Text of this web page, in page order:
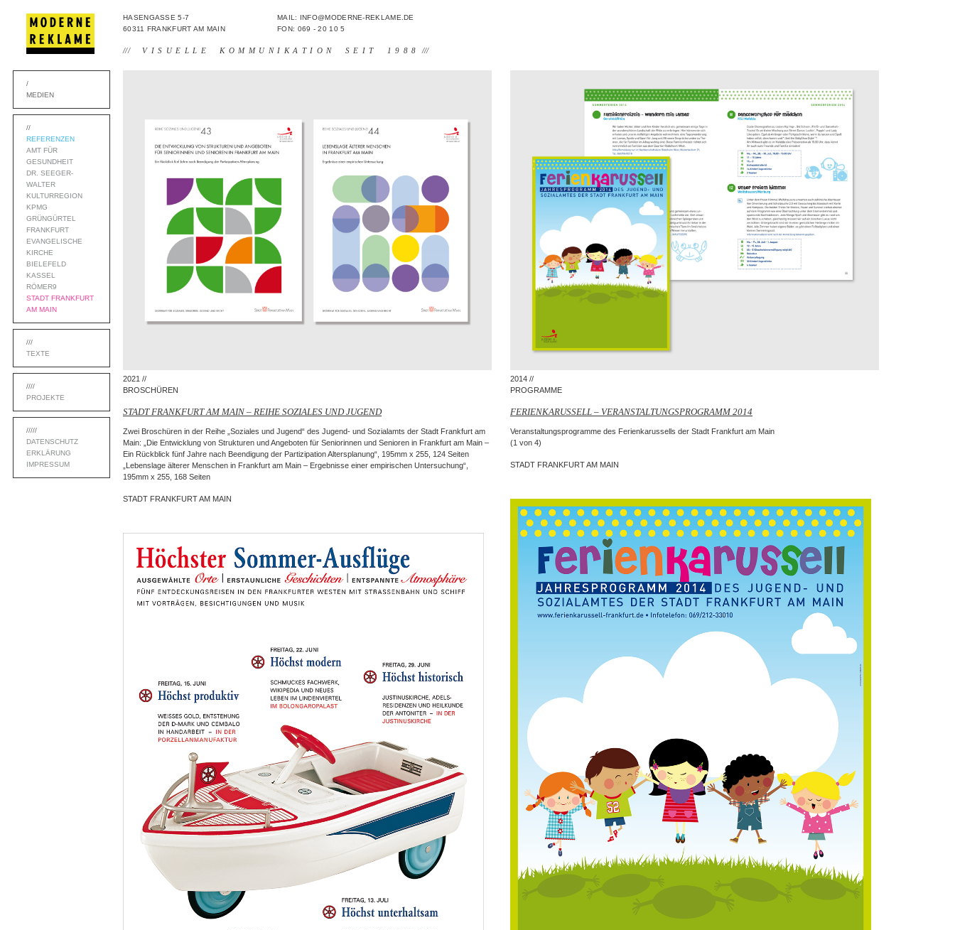
HASENGASSE 5-7
60311 FRANKFURT AM MAIN
MAIL: INFO@MODERNE-REKLAME.DE
FON: 069 - 20 10 5
/// VISUELLE KOMMUNIKATION SEIT 1988 ///
/
MEDIEN
//
REFERENZEN
AMT FÜR
GESUNDHEIT
DR. SEEGER-
WALTER
KULTURREGION
KPMG
GRÜNGÜRTEL
FRANKFURT
EVANGELISCHE
KIRCHE
BIELEFELD
KASSEL
RÖMER9
STADT FRANKFURT
AM MAIN
///
TEXTE
////
PROJEKTE
/////
DATENSCHUTZ
ERKLÄRUNG
IMPRESSUM
2021 //
BROSCHÜREN
STADT FRANKFURT AM MAIN – REIHE SOZIALES UND JUGEND
Zwei Broschüren in der Reihe „Soziales und Jugend“ des Jugend- und Sozialamts der Stadt Frankfurt am
Main: „Die Entwicklung von Strukturen und Angeboten für Seniorinnen und Senioren in Frankfurt am Main –
Ein Rückblick fünf Jahre nach Beendigung der Partizipation Altersplanung“, 195mm x 255, 124 Seiten
„Lebenslage älterer Menschen in Frankfurt am Main – Ergebnisse einer empirischen Untersuchung“,
195mm x 255, 168 Seiten
STADT FRANKFURT AM MAIN
2014 //
PROGRAMME
FERIENKARUSSELL – VERANSTALTUNGSPROGRAMM 2014
Veranstaltungsprogramme des Ferienkarussells der Stadt Frankfurt am Main
(1 von 4)
STADT FRANKFURT AM MAIN